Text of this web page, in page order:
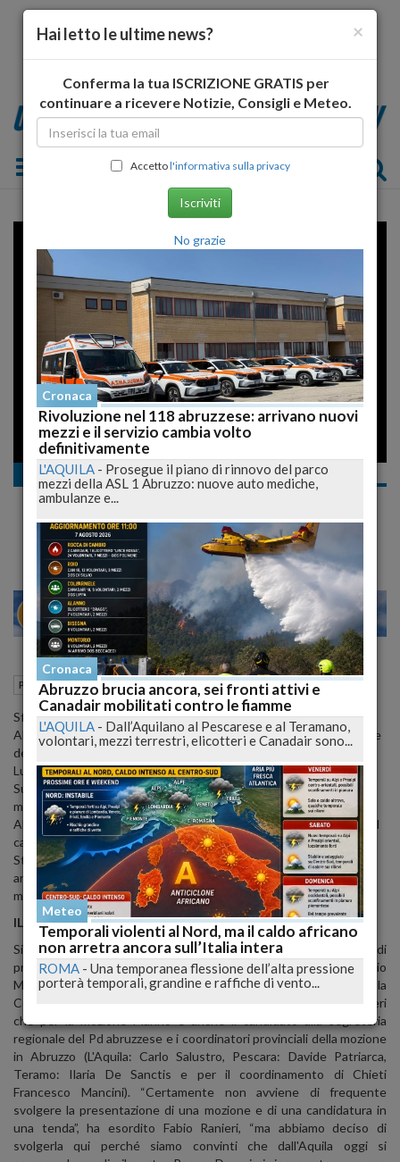
Toggle navigation
Error loading player: No playable
sources found
Politica
Pd, sfida a due per la segreteria regionale
Ranieri Vs Paolucci
MILANO 28 30
Politica L'Aquila (AQ) 04 Agosto 2009 14:40
Sfida a due in Abruzzo per la segreteria regionale del Pd.
All'uscente Silvio Paolucci, eletto appena lo scorso 5 aprile alla fine
del commissariamento di Brutti seguito all'arresto del segretario
Luciano D'Alfonso, si aggiunge ora Fabio Ranieri.
Su Paolucci convergono le due anime che fanno riferimento ai
maggiori sfidanti a livello nazionale: Bersani e Franceschini, che in
Abruzzo hanno deciso di formare un listone unico. Fabio Ranieri è il
candidato che rappresenta la mozione di Ignazio Marino.
Stamattina a L'Aquila per presentare mozione e candidatura è
arrivata la deputata Paola Concia, referente nazionale della
mozione Marino.Abbiamo ascoltato Concia e Ranieri.
IL COMUNICATO DELLA MOZIONE MARINO DEL PD
Si è svolta oggi nella tenda del Pd all'Aquila la conferenza stampa di
presentazione della mozione che fa capo al Senatore Ignazio
Marino in vista del prossimo congresso del Pd. Oltre a On. Paola
Concia del Coordinamento nazionale erano presenti Fabio Ranieri
che per la mozione Marino è anche il candidato alla segreteria
regionale del Pd abruzzese e i coordinatori provinciali della mozione
in Abruzzo (L'Aquila: Carlo Salustro, Pescara: Davide Patriarca,
Teramo: Ilaria De Sanctis e per il coordinamento di Chieti
Francesco Mancini). “Certamente non avviene di frequente
svolgere la presentazione di una mozione e di una candidatura in
una tenda”, ha esordito Fabio Ranieri, “ma abbiamo deciso di
svolgerla qui perché siamo convinti che dall'Aquila oggi si
×
Hai letto le ultime news?
Conferma la tua ISCRIZIONE GRATIS per
continuare a ricevere Notizie, Consigli e Meteo.
Accettol'informativa sulla privacy
Iscriviti
No grazie
Cronaca
Rivoluzione nel 118 abruzzese: arrivano nuovi
mezzi e il servizio cambia volto
definitivamente
L'AQUILA - Prosegue il piano di rinnovo del parco
mezzi della ASL 1 Abruzzo: nuove auto mediche,
ambulanze e...
Cronaca
Abruzzo brucia ancora, sei fronti attivi e
Canadair mobilitati contro le fiamme
L'AQUILA - Dall’Aquilano al Pescarese e al Teramano,
volontari, mezzi terrestri, elicotteri e Canadair sono...
Meteo
Temporali violenti al Nord, ma il caldo africano
non arretra ancora sull’Italia intera
ROMA - Una temporanea flessione dell’alta pressione
porterà temporali, grandine e raffiche di vento...